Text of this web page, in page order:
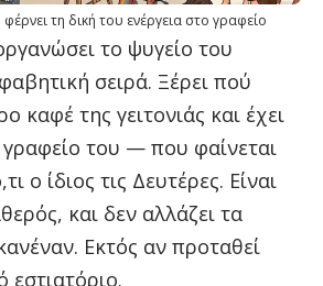
τη δική του ενέργεια στο γραφείο
το ψυγείο του
σειρά. Ξέρει πού
καφέ της γειτονιάς και έχει
του — που φαίνεται
ο ίδιος τις Δευτέρες. Είναι
και δεν αλλάζει τα
Εκτός αν προταθεί
εστιατόριο.